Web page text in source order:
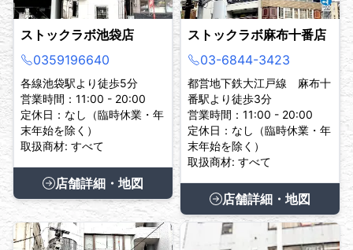
ストックラボ池袋店
0359196640
各線池袋駅より徒歩5分
営業時間：11:00 - 20:00
定休日：なし（臨時休業・年
末年始を除く）
取扱商材: すべて
店舗詳細・地図
ストックラボ麻布十番店
03-6844-3423
都営地下鉄大江戸線 麻布十
番駅より徒歩3分
営業時間：11:00 - 20:00
定休日：なし（臨時休業・年
末年始を除く）
取扱商材: すべて
店舗詳細・地図